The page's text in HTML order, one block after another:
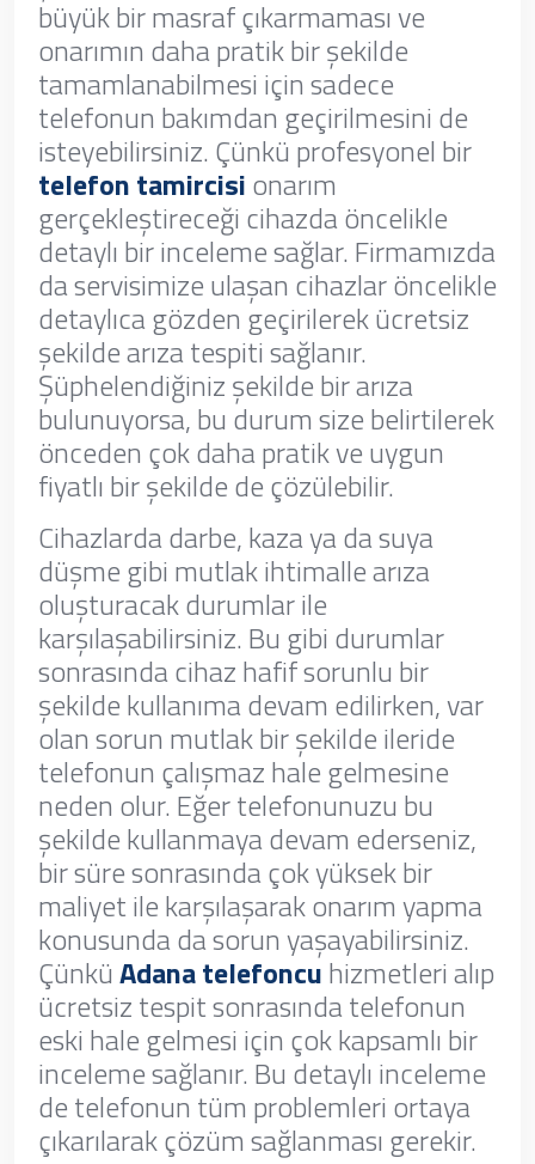
büyük bir masraf çıkarmaması ve
onarımın daha pratik bir şekilde
tamamlanabilmesi için sadece
telefonun bakımdan geçirilmesini de
isteyebilirsiniz. Çünkü profesyonel bir
telefon tamircisionarım
gerçekleştireceği cihazda öncelikle
detaylı bir inceleme sağlar. Firmamızda
da servisimize ulaşan cihazlar öncelikle
detaylıca gözden geçirilerek ücretsiz
şekilde arıza tespiti sağlanır.
Şüphelendiğiniz şekilde bir arıza
bulunuyorsa, bu durum size belirtilerek
önceden çok daha pratik ve uygun
fiyatlı bir şekilde de çözülebilir.
Cihazlarda darbe, kaza ya da suya
düşme gibi mutlak ihtimalle arıza
oluşturacak durumlar ile
karşılaşabilirsiniz. Bu gibi durumlar
sonrasında cihaz hafif sorunlu bir
şekilde kullanıma devam edilirken, var
olan sorun mutlak bir şekilde ileride
telefonun çalışmaz hale gelmesine
neden olur. Eğer telefonunuzu bu
şekilde kullanmaya devam ederseniz,
bir süre sonrasında çok yüksek bir
maliyet ile karşılaşarak onarım yapma
konusunda da sorun yaşayabilirsiniz.
ÇünküAdana telefoncuhizmetleri alıp
ücretsiz tespit sonrasında telefonun
eski hale gelmesi için çok kapsamlı bir
inceleme sağlanır. Bu detaylı inceleme
de telefonun tüm problemleri ortaya
çıkarılarak çözüm sağlanması gerekir.